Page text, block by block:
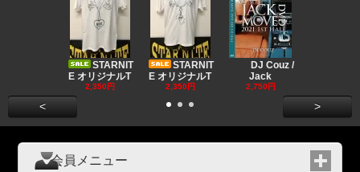
STARNIT
E オリジナルT
2,350円
STARNIT
E オリジナルT
2,350円
DJ Couz /
Jack
2,750円
< >
会員メニュー